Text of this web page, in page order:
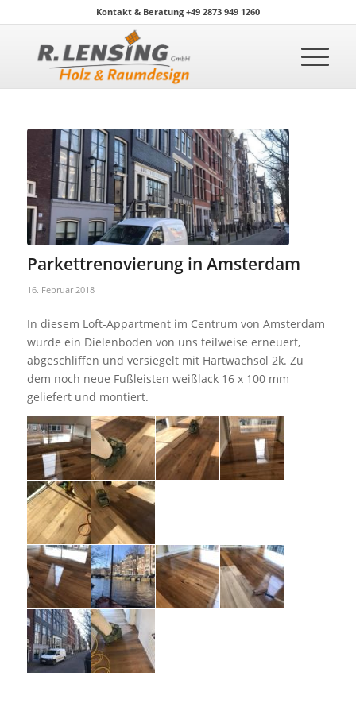
Kontakt & Beratung +49 2873 949 1260
Parkettrenovierung in Amsterdam
16. Februar 2018
In diesem Loft-Appartment im Centrum von Amsterdam
wurde ein Dielenboden von uns teilweise erneuert,
abgeschliffen und versiegelt mit Hartwachsöl 2k. Zu
dem noch neue Fußleisten weißlack 16 x 100 mm
geliefert und montiert.